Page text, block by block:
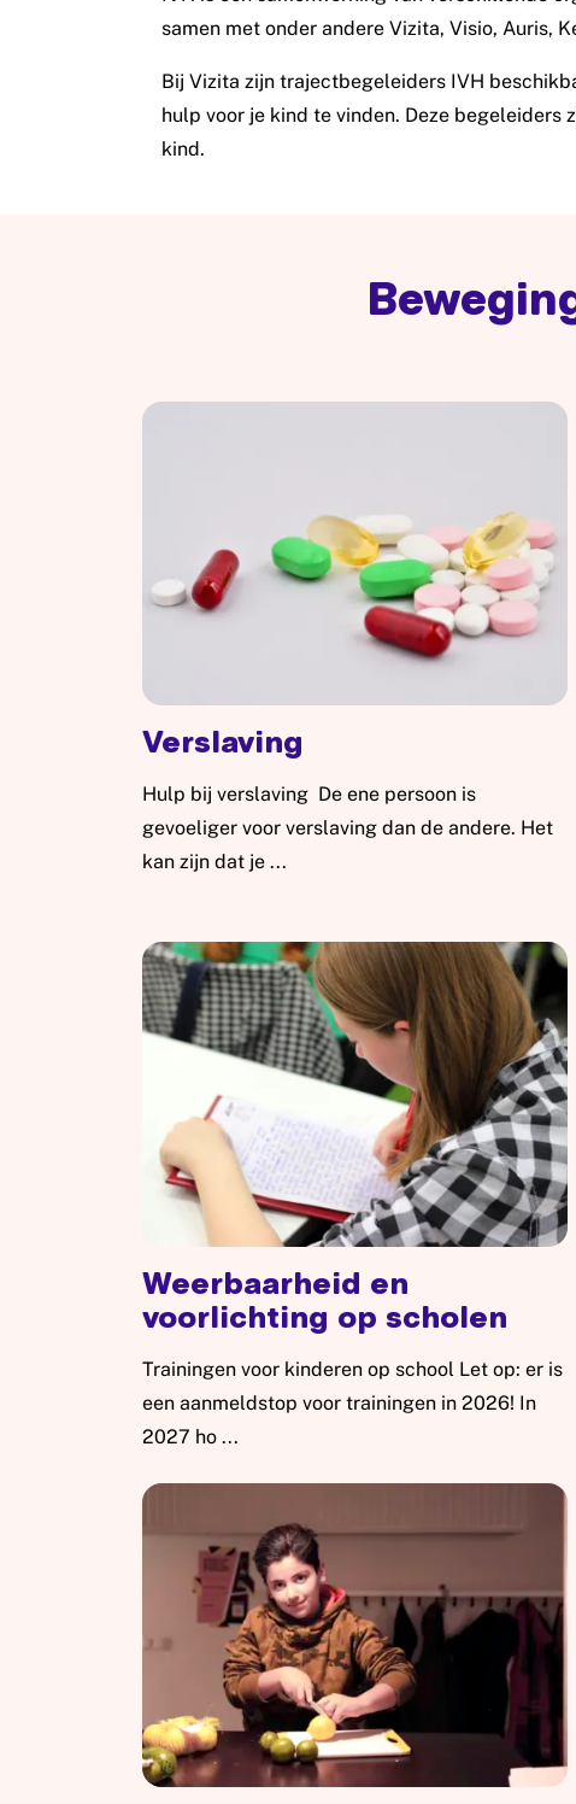
samen met onder andere Vizita, Visio, Auris,
Bij Vizita zijn trajectbegeleiders IVH
hulp voor je kind te vinden. Deze begeleiders
kind.
Verslaving
Hulp bij verslaving De ene persoon is
gevoeliger voor verslaving dan de andere. Het
kan zijn dat je ...
Weerbaarheid en
voorlichting op scholen
Trainingen voor kinderen op school Let op: er is
een aanmeldstop voor trainingen in 2026! In
2027 ho ...